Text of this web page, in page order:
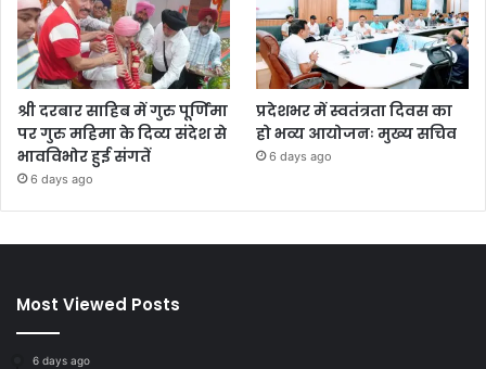
श्री दरबार साहिब में गुरु पूर्णिमा
पर गुरु महिमा के दिव्य संदेश से
भावविभोर हुई संगतें
6 days ago
प्रदेशभर में स्वतंत्रता दिवस का
हो भव्य आयोजनः मुख्य सचिव
6 days ago
Most Viewed Posts
6 days ago